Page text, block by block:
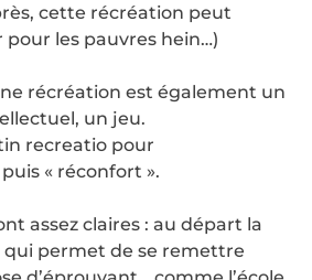
cette récréation peut
les pauvres hein…)
récréation est également un
un jeu.
recreatio pour
« réconfort ».
assez claires : au départ la
qui permet de se remettre